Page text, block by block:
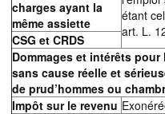
étant
art. L.
charges ayant la
même assiette
CSG et CRDS
Dommages et intérêts
sans cause réelle et
de prud’hommes ou
Impôt sur le revenu